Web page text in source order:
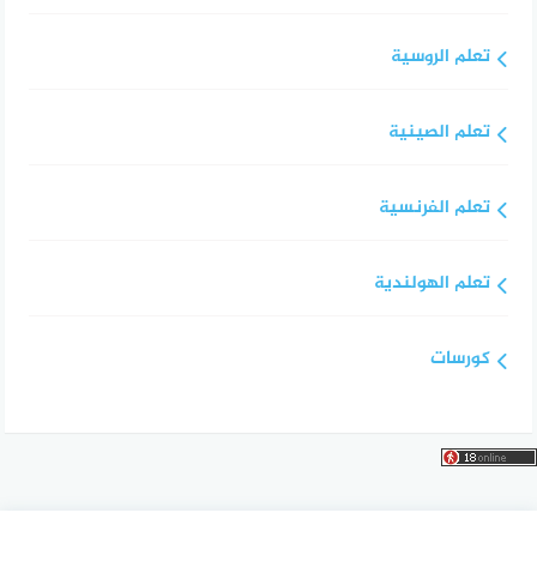
تعلم الروسية
تعلم الصينية
تعلم الفرنسية
تعلم الهولندية
كورسات